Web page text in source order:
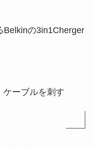
Belkinの3in1Cherger
ケーブルを刺す